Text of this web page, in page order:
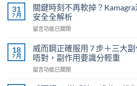
利
勁
（Priligy）
正
用
法
全
解
31
7 月
關鍵時刻不再軟掉？
安全全解析
在
鍵
時
刻
不
留言功能已關閉
18
7 月
威而鋼正確服用 7 步＋三大
唔對，副作用要識分輕重
在
留言功能已關閉